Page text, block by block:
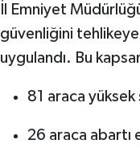
İl Emniyet
güvenliğini
uygulandı. Bu
81 araca
26 araca abartı